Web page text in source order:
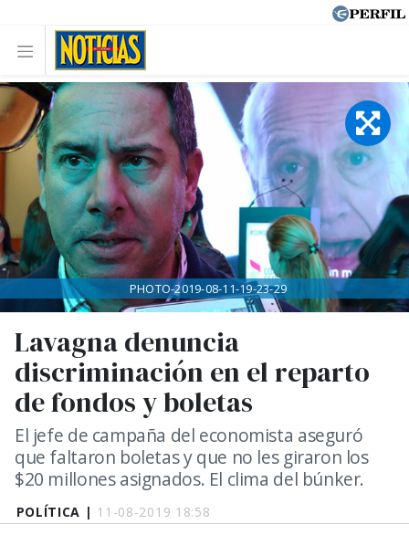
POLÍTICA | 11-08-2019 18:58
Lavagna denuncia
discriminación en el reparto
de fondos y boletas
El jefe de campaña del economista aseguró
que faltaron boletas y que no les giraron los
$20 millones asignados. El clima del búnker.
PHOTO-2019-08-11-19-23-29